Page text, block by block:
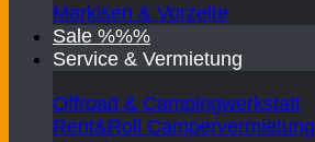
Markisen & Vorzelte
Sale %%%
Service & Vermietung
Offroad & Campingwerkstatt
Rent&Roll Campervermietung